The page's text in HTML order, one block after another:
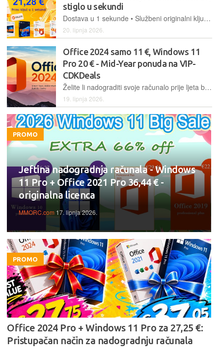
stiglo u sekundi
Dostava u 1 sekunde • Službeni originalni ključ • Office 2024 12,01 €
20. lipnja 2026.
Office 2024 samo 11 €, Windows 11
Pro 20 € - Mid-Year ponuda na VIP-
CDKDeals
Želite li nadograditi svoje računalo prije ljeta bez trošenja bogatstva na softver? Posjetite VIP-CDKDeals
19. lipnja 2026.
PROMO
Jeftina nadogradnja računala - Windows
11 Pro + Office 2021 Pro 36,44 € -
originalna licenca
MMORC.com 17. lipnja 2026.
PROMO
Office 2024 Pro + Windows 11 Pro za 27,25 €:
Pristupačan način za nadogradnju računala